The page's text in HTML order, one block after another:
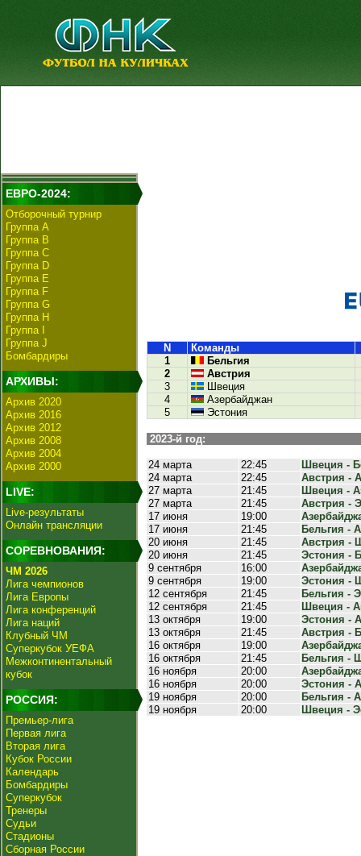
ЕВРО-2024:
Отборочный турнир
Группа А
Группа B
Группа C
Группа D
Группа E
Группа F
Группа G
Группа H
Группа I
Группа J
Бомбардиры
АРХИВЫ:
Архив 2020
Архив 2016
Архив 2012
Архив 2008
Архив 2004
Архив 2000
LIVE:
Live-результаты
Онлайн трансляции
СОРЕВНОВАНИЯ:
ЧМ 2026
Лига чемпионов
Лига Европы
Лига конференций
Лига наций
Клубный ЧМ
Суперкубок УЕФА
Межконтинентальный
кубок
РОССИЯ:
Премьер-лига
Первая лига
Вторая лига
Кубок России
Календарь
Бомбардиры
Суперкубок
Тренеры
Судьи
Стадионы
Сборная России
N
Команды
1
Бельгия
2
Австрия
3
Швеция
4
Азербайджан
5
Эстония
2023-й год:
24 марта 22:45
Швеция -
24 марта
22:45
Австрия -
27 марта
21:45
Швеция -
27 марта
21:45
Австрия -
17 июня
19:00
17 июня
21:45
Бельгия -
20 июня
21:45
Австрия -
20 июня
21:45
Эстония -
9 сентября
16:00
9 сентября
19:00
Эстония -
12 сентября
21:45
Бельгия -
12 сентября
21:45
Швеция -
13 октября
19:00
Эстония -
13 октября
21:45
Австрия -
16 октября
19:00
16 октября
21:45
Бельгия -
16 ноября
20:00
16 ноября
20:00
Эстония -
19 ноября
20:00
Бельгия -
19 ноября
20:00 Швеция -